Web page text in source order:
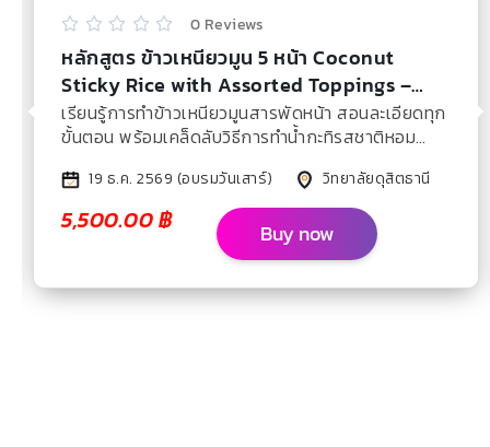
     0 Reviews
หลักสูตร ข้าวเหนียวมูน 5 หน้า Coconut
Sticky Rice with Assorted Toppings –
Dec 2026
เรียนรู้การทำข้าวเหนียวมูนสารพัดหน้า สอนละเอียดทุก
ขั้นตอน พร้อมเคล็ดลับวิธีการทำน้ำกะทิรสชาติหอม
19 ธ.ค. 2569 (อบรมวันเสาร์) วิทยาลัยดุสิตธานี
5,500.00฿ Buy now